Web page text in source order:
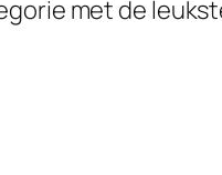
met de